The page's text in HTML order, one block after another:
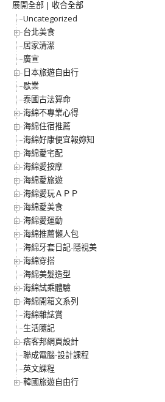
展開全部 | 收合全部
Uncategorized
台北美食
居家清潔
廣宣
日本旅遊自由行
歇業
泰國古法算命
海綿不專業心得
海綿住宿推薦
海綿好康便宜報妳知
海綿愛宅配
海綿愛按摩
海綿愛旅遊
海綿愛玩ＡＰＰ
海綿愛美食
海綿愛運動
海綿推薦懶人包
海綿牙套日記-隱視美
海綿穿搭
海綿美髮造型
海綿試乘體驗
海綿開箱文系列
海綿雜誌賞
生活隨記
痞客邦網頁設計
聯成電腦-設計課程
英文課程
韓國旅遊自由行